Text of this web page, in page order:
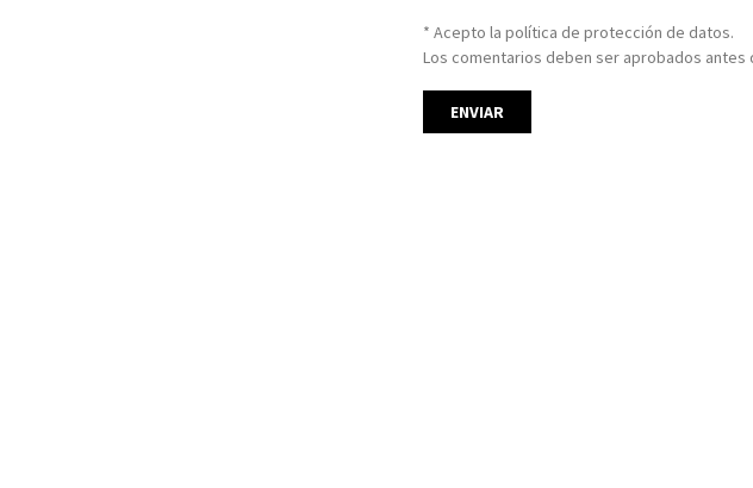
* Acepto la política de protección de datos.
Los comentarios deben ser aprobados antes